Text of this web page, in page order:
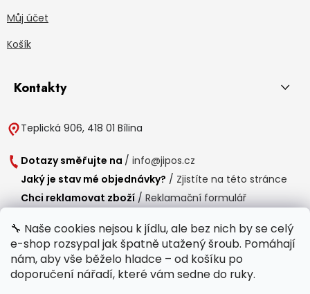
🔧 Naše cookies nejsou k jídlu, ale bez nich by se celý
e-shop rozsypal jak špatně utažený šroub. Pomáhají
nám, aby vše běželo hladce – od košíku po
doporučení nářadí, které vám sedne do ruky.
Můj účet
Košík
Kontakty
Teplická 906, 418 01 Bílina
Dotazy směřujte na / info@jipos.cz
Jaký je stav mé objednávky? / Zjistíte na této stránce
Chci reklamovat zboží / Reklamační formulář
Provozní doba
Po-Čt /
8:00 - 15:00